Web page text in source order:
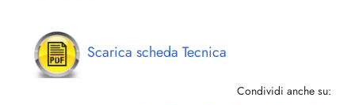
Scarica scheda Tecnica
Condividi anche su: